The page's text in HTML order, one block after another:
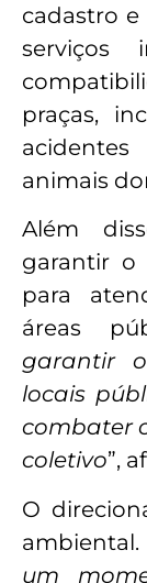
cadastro
serviços
praças,
animais
Além
garantir o
para
áreas
garantir
locais
combater
coletivo”,
O
ambiental.
um